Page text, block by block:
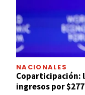
NACIONALES
Coparticipación:
ingresos por